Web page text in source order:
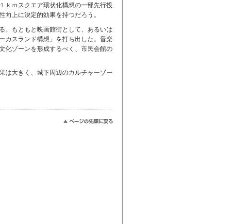
ｋｍスクエア環状化構想の一部先行投
上に決定的効果を持つだろう。
。もともと映画館街として、あるいは
カスランド構想」を打ち出した。音楽
化ゾーンを形成するべく、市民会館の
は大きく、城下周辺のカルチャーゾー